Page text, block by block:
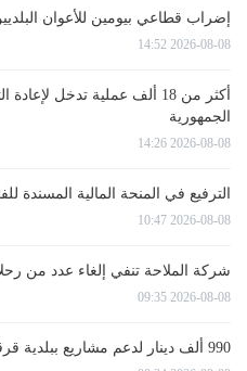
إضراب قطاعي بيومين للأعوان
2026-08-08 14:52
أكثر من 18 ألف عملية تدخل
الجمهورية
2026-08-08 14:26
الترفيع في المنحة المالية المسندة
2026-08-08 10:47
شركة الملاحة تنفي إلغاء عدد من
2026-08-08 09:35
990 ألف دينار لدعم مشاريع ببلدية قرقنة